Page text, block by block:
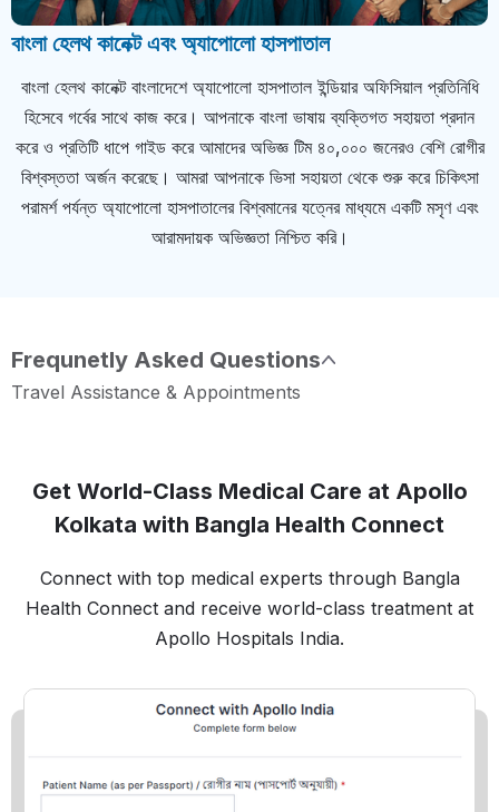
বাংলা হেলথ কানেক্ট এবং অ্যাপোলো হাসপাতাল
বাংলা হেলথ কানেক্ট বাংলাদেশে অ্যাপোলো হাসপাতাল ইন্ডিয়ার অফিসিয়াল প্রতিনিধি
হিসেবে গর্বের সাথে কাজ করে। আপনাকে বাংলা ভাষায় ব্যক্তিগত সহায়তা প্রদান
করে ও প্রতিটি ধাপে গাইড করে আমাদের অভিজ্ঞ টিম ৪০,০০০ জনেরও বেশি রোগীর
বিশ্বস্ততা অর্জন করেছে। আমরা আপনাকে ভিসা সহায়তা থেকে শুরু করে চিকিৎসা
পরামর্শ পর্যন্ত অ্যাপোলো হাসপাতালের বিশ্বমানের যত্নের মাধ্যমে একটি মসৃণ এবং
আরামদায়ক অভিজ্ঞতা নিশ্চিত করি।
Frequnetly Asked Questions
Travel Assistance & Appointments
Get World-Class Medical Care at Apollo
Kolkata with Bangla Health Connect
Connect with top medical experts through Bangla
Health Connect and receive world-class treatment at
Apollo Hospitals India.